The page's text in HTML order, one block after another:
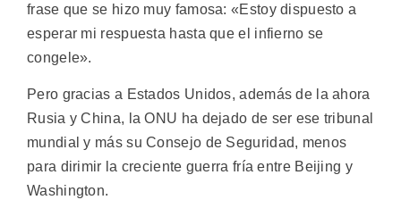
frase que se hizo muy famosa: «Estoy dispuesto a
esperar mi respuesta hasta que el infierno se
congele».
Pero gracias a Estados Unidos, además de la ahora
Rusia y China, la ONU ha dejado de ser ese tribunal
mundial y más su Consejo de Seguridad, menos
para dirimir la creciente guerra fría entre Beijing y
Washington.